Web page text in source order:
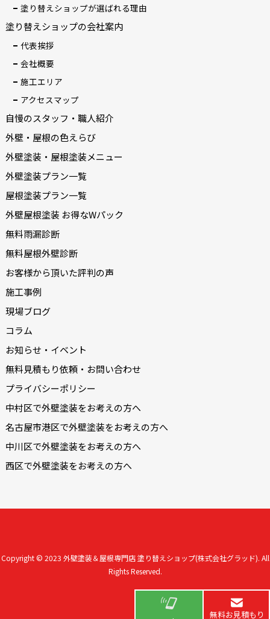
無料お見積もり
塗り替えショップが選ばれる理由
塗り替えショップの会社案内
代表挨拶
会社概要
施工エリア
アクセスマップ
自慢のスタッフ・職人紹介
外壁・屋根の色えらび
外壁塗装・屋根塗装メニュー
外壁塗装プラン一覧
屋根塗装プラン一覧
外壁屋根塗装 お得なWパック
無料雨漏診断
無料屋根外壁診断
お客様から頂いた評判の声
施工事例
現場ブログ
コラム
お知らせ・イベント
無料見積もり依頼・お問い合わせ
プライバシーポリシー
中村区で外壁塗装をお考えの方へ
名古屋市港区で外壁塗装をお考えの方へ
中川区で外壁塗装をお考えの方へ
西区で外壁塗装をお考えの方へ
Copyright © 2023 外壁塗装＆屋根専門店 塗り替えショップ(株式会社グラッド). All
Rights Reserved.